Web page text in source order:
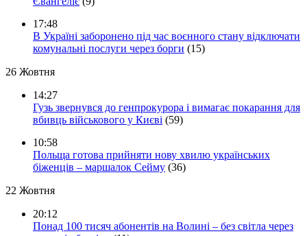
17:48
В Україні заборонено під час воєнного стану відключати
комунальні послуги через борги (15)
26 Жовтня
14:27
Гузь звернувся до генпрокурора і вимагає покарання для
вбивць військового у Києві (59)
10:58
Польща готова прийняти нову хвилю українських
біженців – маршалок Сейму (36)
22 Жовтня
20:12
Понад 100 тисяч абонентів на Волині – без світла через